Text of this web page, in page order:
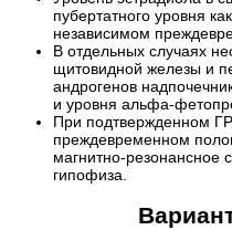
пубертатного уровня
независимом
В отдельных случаях
щитовидной железы и
андрогенов
и уровня альфа-
При подтвержденном
преждевременном
магнитно-резонансное
гипофиза.